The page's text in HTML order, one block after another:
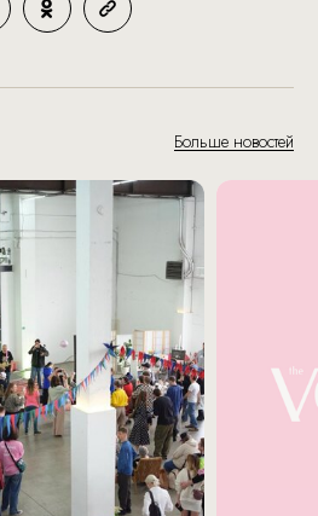
Больше новостей